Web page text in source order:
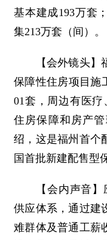
基本建成193万套
集213万套（间）。
【会外镜头】福
保障性住房项目施
01套，周边有医
住房保障和房产
绍，这是福州首个
国首批新建配售型
【会内声音】应
供应体系，通过建
难群体及普通工薪